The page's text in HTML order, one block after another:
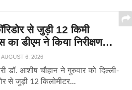
से जुड़ी 12 किमी
का डीएम ने किया निरीक्षण…
AUGUST 6, 2026
डॉ. आशीष चौहान ने गुरुवार को दिल्ली-
से जुड़ी 12 किलोमीटर...